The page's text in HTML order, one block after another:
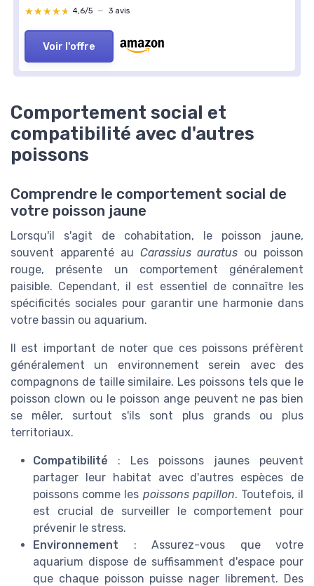
★★★★★
★★★★★ 4,6/5 — 3 avis
Voir l'offre
Comportement social et
compatibilité avec d'autres
poissons
Comprendre le comportement social de
votre poisson jaune
Lorsqu'il s'agit de cohabitation, le poisson jaune,
souvent apparenté au Carassius auratus ou poisson
rouge, présente un comportement généralement
paisible. Cependant, il est essentiel de connaître les
spécificités sociales pour garantir une harmonie dans
votre bassin ou aquarium.
Il est important de noter que ces poissons préfèrent
généralement un environnement serein avec des
compagnons de taille similaire. Les poissons tels que le
poisson clown ou le poisson ange peuvent ne pas bien
se mêler, surtout s'ils sont plus grands ou plus
territoriaux.
Compatibilité : Les poissons jaunes peuvent
partager leur habitat avec d'autres espèces de
poissons comme les poissons papillon. Toutefois, il
est crucial de surveiller le comportement pour
prévenir le stress.
Environnement : Assurez-vous que votre
aquarium dispose de suffisamment d'espace pour
que chaque poisson puisse nager librement. Des